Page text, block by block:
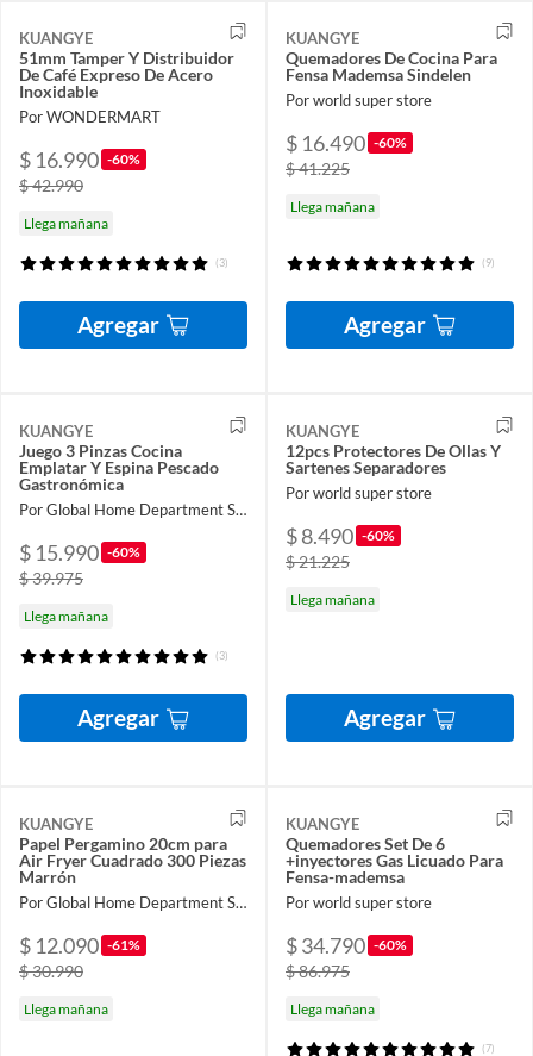
KUANGYE
51mm Tamper Y Distribuidor
De Café Expreso De Acero
Inoxidable
Por WONDERMART
$ 16.990 -60%
$ 42.990
Llega mañana
(3)
Agregar
KUANGYE
Quemadores De Cocina Para
Fensa Mademsa Sindelen
Por world super store
$ 16.490 -60%
$ 41.225
Llega mañana
(9)
Agregar
KUANGYE
Juego 3 Pinzas Cocina
Emplatar Y Espina Pescado
Gastronómica
Por Global Home Department Store
$ 15.990 -60%
$ 39.975
Llega mañana
(3)
Agregar
KUANGYE
12pcs Protectores De Ollas Y
Sartenes Separadores
Por world super store
$ 8.490 -60%
$ 21.225
Llega mañana
Agregar
KUANGYE
Papel Pergamino 20cm para
Air Fryer Cuadrado 300 Piezas
Marrón
Por Global Home Department Store
$ 12.090 -61%
$ 30.990
Llega mañana
KUANGYE
Quemadores Set De 6
+inyectores Gas Licuado Para
Fensa-mademsa
Por world super store
$ 34.790 -60%
$ 86.975
Llega mañana
(7)